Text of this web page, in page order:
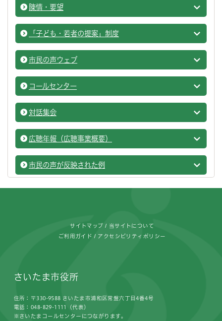
陳情・要望
陳情・
「子ども・若者の提案」制度
広聴・
市民の声ウェブ
広聴・
コールセンター
広聴・
対話集会
広聴・
広聴年報（広聴事業概要）
広聴・
市民の声が反映された例
広聴・
サイトマップ 当サイトについて
ご利用ガイド アクセシビリティポリシー
さいたま市役所
住所：〒330-9588 さいたま市浦和区常盤六丁目4番4号
電話：048-829-1111（代表）
※さいたまコールセンターにつながります。